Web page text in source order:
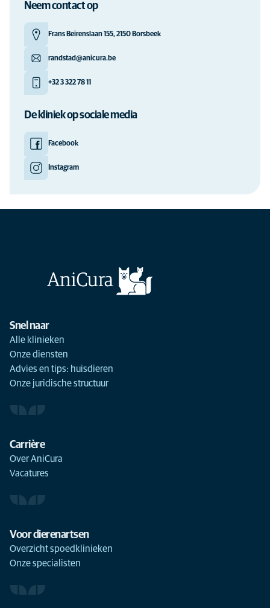
Neem contact op
Frans Beirenslaan 155, 2150 Borsbeek
randstad@anicura.be
+32 3 322 78 11
De kliniek op sociale media
Facebook
Instagram
Snel naar
Alle klinieken
Onze diensten
Advies en tips: huisdieren
Onze juridische structuur
Carrière
Over AniCura
Vacatures
Voor dierenartsen
Overzicht spoedklinieken
Onze specialisten